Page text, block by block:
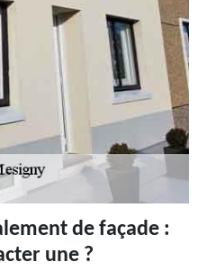
de façade :
une ?